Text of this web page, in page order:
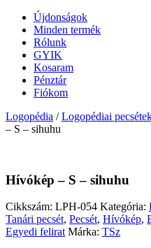
Újdonságok
Minden termék
Rólunk
GYIK
Kosaram
Pénztár
Fiókom
Logopédia /Logopédiai
– S – sihuhu
Hívókép – S – sihuhu
Cikkszám: LPH-054 Kategória:
Tanári pecsét, Pecsét, Hívókép,
Egyedi felirat Márka: TSz